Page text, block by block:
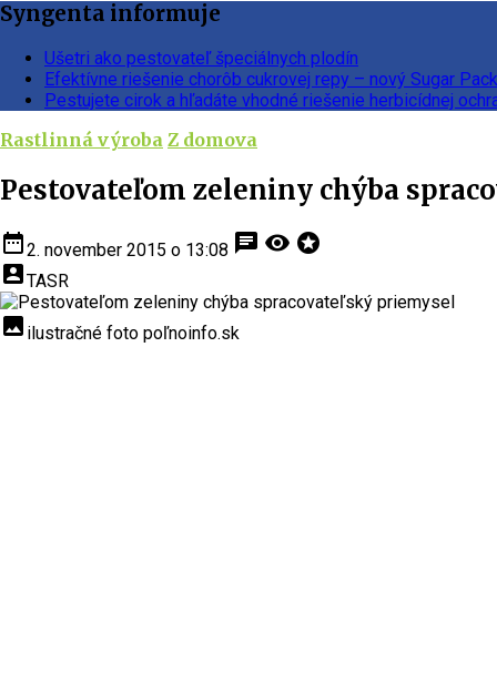
Syngenta informuje
Ušetri ako pestovateľ špeciálnych plodín
Efektívne riešenie chorôb cukrovej repy – nový Sugar Pack
Pestujete cirok a hľadáte vhodné riešenie herbicídnej
Rastlinná výroba Z domova
Pestovateľom zeleniny chýba
date_range2. november 2015 o 13:08 chat visibility stars
account_boxTASR
insert_photo ilustračné foto poľnoinfo.sk